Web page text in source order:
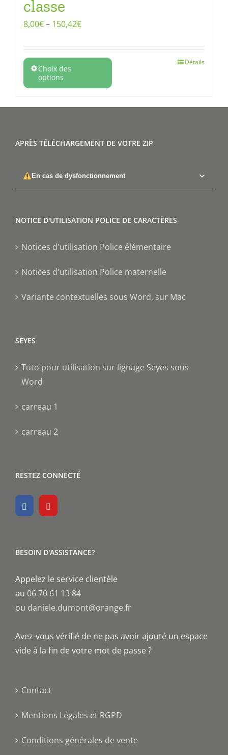
classe
8,00€– 150,42€
Choix des
options
Détails
APRÈS TÉLÉCHARGEMENT DE VOTRE ZIP
En cas de dysfonctionnement
NOTICE D'UTILISATION POLICE DE CARACTÈRES
Notices d'utilisation Police élémentaire
Notices d'utilisation Police maternelle
Variante contextuelles sous Word, sur Mac
SEYES
Tuto pour utilisation sur lignage Seyes sous
Word
carreau 1
carreau 2
RESTEZ CONNECTÉ
BESOIN D'ASSISTANCE?
Appelez le service clientèle
au 06 70 61 13 84
ou daniele.dumont@orange.fr
Avez-vous vérifié de ne pas avoir ajouté un espace
vide à la fin de votre mot de passe ?
Contact
Mentions Légales et RGPD
Conditions générales de vente